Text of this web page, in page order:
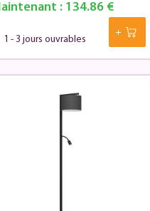
: 134.86 €
1 - 3 jours ouvrables